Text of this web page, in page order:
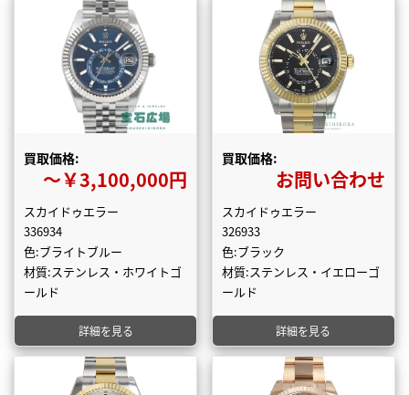
買取価格:
〜￥3,100,000円
スカイドゥエラー
336934
色:ブライトブルー
材質:ステンレス・ホワイトゴ
ールド
詳細を見る
買取価格:
お問い合わせ
スカイドゥエラー
326933
色:ブラック
材質:ステンレス・イエローゴ
ールド
詳細を見る